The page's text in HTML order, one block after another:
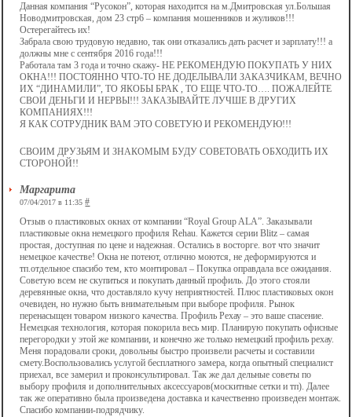
Данная компания “Русокон”, которая находится на м.Дмитровская ул.Большая
Новодмитровская, дом 23 стр6 – компания мошенников и жуликов!!!
Остерегайтесь их!
Забрала свою трудовую недавно, так они отказались дать расчет и зарплату!!! а
должны мне с сентября 2016 года!!!
Работала там 3 года и точно скажу- НЕ РЕКОМЕНДУЮ ПОКУПАТЬ У НИХ
ОКНА!!! ПОСТОЯННО ЧТО-ТО НЕ ДОДЕЛЫВАЛИ ЗАКАЗЧИКАМ, ВЕЧНО
ИХ “ДИНАМИЛИ”, ТО ЯКОБЫ БРАК , ТО ЕЩЕ ЧТО-ТО…. ПОЖАЛЕЙТЕ
СВОИ ДЕНЬГИ И НЕРВЫ!!! ЗАКАЗЫВАЙТЕ ЛУЧШЕ В ДРУГИХ
КОМПАНИЯХ!!!
Я КАК СОТРУДНИК ВАМ ЭТО СОВЕТУЮ И РЕКОМЕНДУЮ!!!
СВОИМ ДРУЗЬЯМ И ЗНАКОМЫМ БУДУ СОВЕТОВАТЬ ОБХОДИТЬ ИХ
СТОРОНОЙ!!
Маргарита
07/04/2017 в 11:35 #
Отзыв о пластиковых окнах от компании “Royal Group ALA”. Заказывали
пластиковые окна немецкого профиля Rehau. Кажется серии Blitz – самая
простая, доступная по цене и надежная. Остались в восторге. вот что значит
немецкое качестве! Окна не потеют, отлично моются, не деформируются и
тп.отдельное спасибо тем, кто монтировал – Покупка оправдала все ожидания.
Советую всем не скупиться и покупать данный профиль. До этого стояли
деревянные окна, что доставляло кучу неприятностей. Плюс пластиковых окон
очевиден, но нужно быть внимательным при выборе профиля. Рынок
перенасыщен товаром низкого качества. Профиль Рехау – это ваше спасение.
Немецкая технология, которая покорила весь мир. Планирую покупать офисные
перегородки у этой же компании, и конечно же только немецкий профиль рехау.
Меня порадовали сроки, довольны быстро произвели расчеты и составили
смету.Воспользовались услугой бесплатного замера, когда опытный специалист
приехал, все замерил и проконсультировал. Так же дал дельные советы по
выбору профиля и дополнительных аксессуаров(москитные сетки и тп). Далее
так же оперативно была произведена доставка и качественно произведен монтаж.
Спасибо компании-подрядчику.